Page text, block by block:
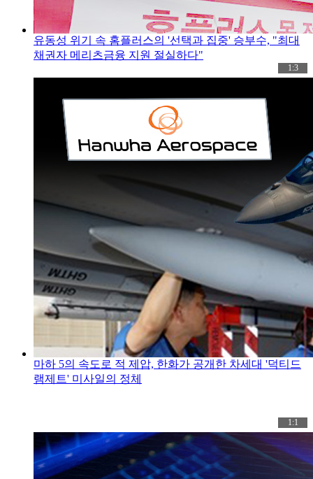
유동성 위기 속 홈플러스의 '선택과 집중' 승부수, "최대
채권자 메리츠금융 지원 절실하다"
1:3
마하 5의 속도로 적 제압, 한화가 공개한 차세대 '덕티드
램제트' 미사일의 정체
1:1